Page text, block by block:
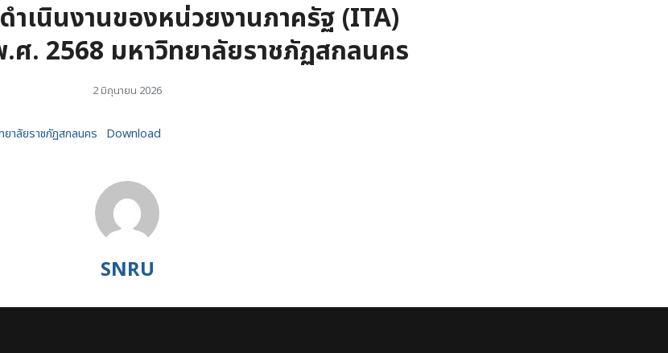
ดำเนินงานของหน่วยงานภาครัฐ (ITA)
. 2568 มหาวิทยาลัยราชภัฏสกลนคร
2 มิถุนายน 2026
ยาลัยราชภัฏสกลนคร Download
SNRU